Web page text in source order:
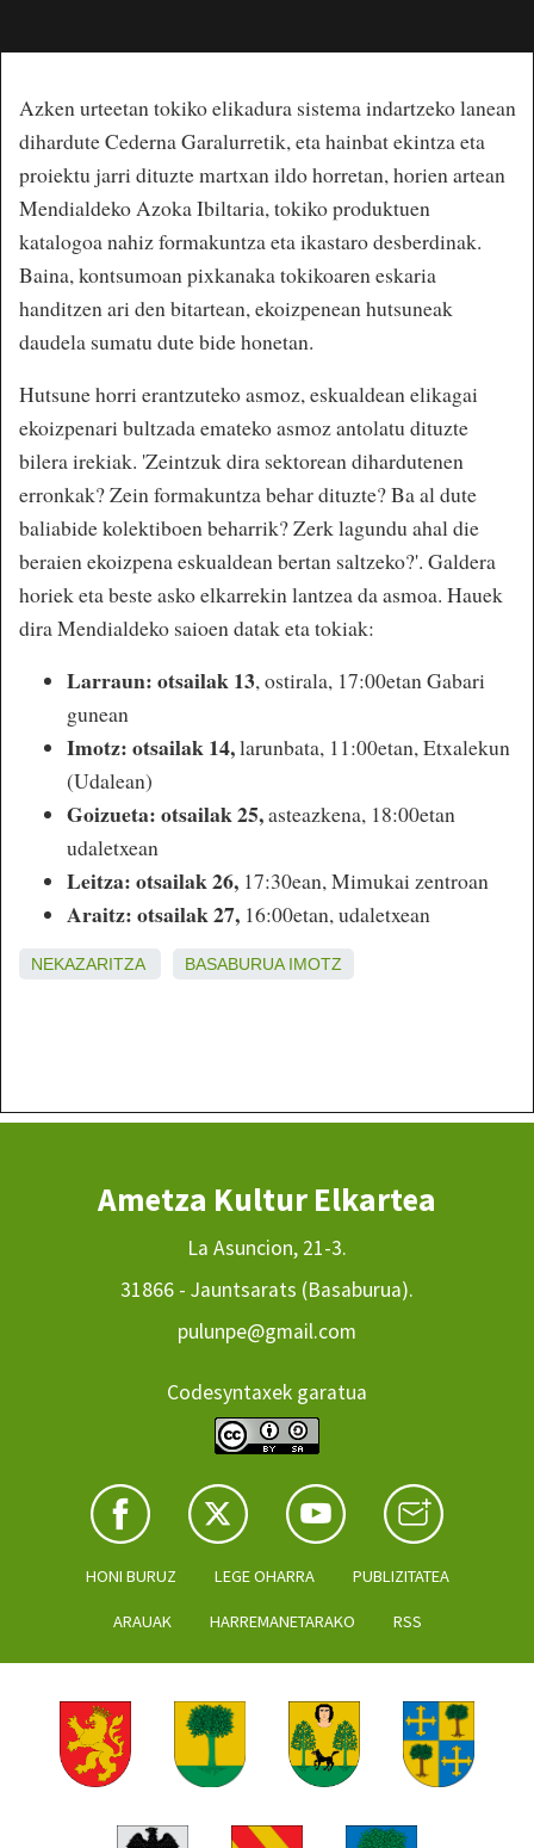
Azken urteetan tokiko elikadura sistema indartzeko lanean
dihardute Cederna Garalurretik, eta hainbat ekintza eta
proiektu jarri dituzte martxan ildo horretan, horien artean
Mendialdeko Azoka Ibiltaria, tokiko produktuen
katalogoa nahiz formakuntza eta ikastaro desberdinak.
Baina, kontsumoan pixkanaka tokikoaren eskaria
handitzen ari den bitartean, ekoizpenean hutsuneak
daudela sumatu dute bide honetan.
Hutsune horri erantzuteko asmoz, eskualdean elikagai
ekoizpenari bultzada emateko asmoz antolatu dituzte
bilera irekiak. 'Zeintzuk dira sektorean dihardutenen
erronkak? Zein formakuntza behar dituzte? Ba al dute
baliabide kolektiboen beharrik? Zerk lagundu ahal die
beraien ekoizpena eskualdean bertan saltzeko?'. Galdera
horiek eta beste asko elkarrekin lantzea da asmoa. Hauek
dira Mendialdeko saioen datak eta tokiak:
Larraun: otsailak 13, ostirala, 17:00etan Gabari
gunean
Imotz: otsailak 14,larunbata, 11:00etan, Etxalekun
(Udalean)
Goizueta: otsailak 25,asteazkena, 18:00etan
udaletxean
Leitza: otsailak 26, 17:30ean, Mimukai zentroan
Araitz: otsailak 27, 16:00etan, udaletxean
NEKAZARITZA BASABURUA IMOTZ
Ametza Kultur Elkartea
La Asuncion, 21-3.
31866 - Jauntsarats (Basaburua).
pulunpe@gmail.com
Codesyntaxek garatua
HONI BURUZ LEGE OHARRA PUBLIZITATEA
ARAUAK HARREMANETARAKO RSS